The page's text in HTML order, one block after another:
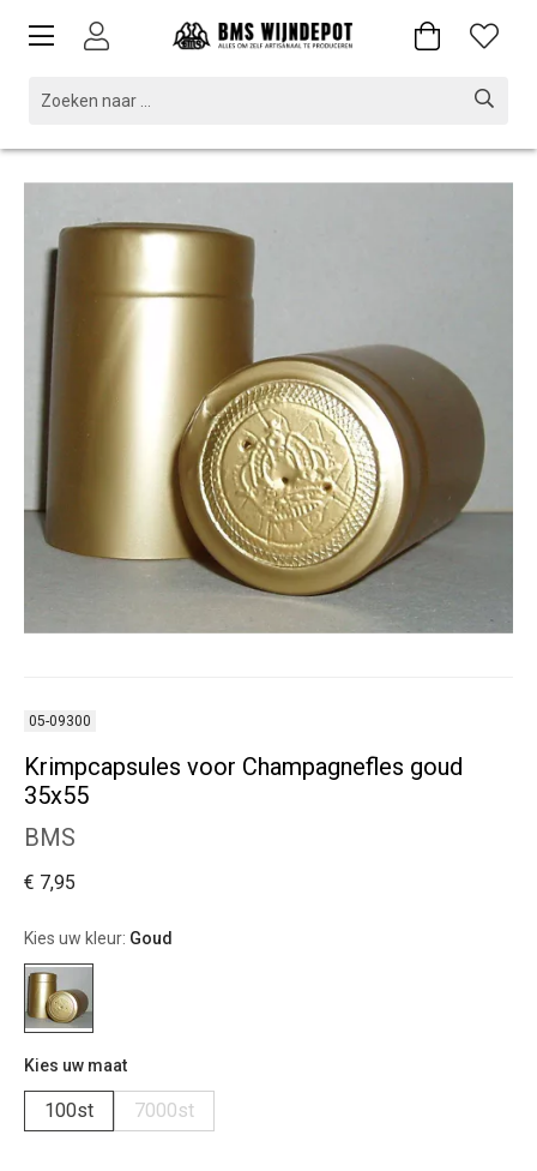
05-09300
Krimpcapsules voor Champagnefles goud
35x55
BMS
€ 7,95
Kies uw kleur: Goud
Kies uw maat
100st 7000st